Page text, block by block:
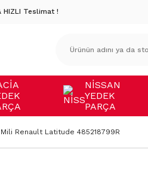
HIZLI Teslimat !
NİSSAN
YEDEK
PARÇA
Renault Latitude 485218799R